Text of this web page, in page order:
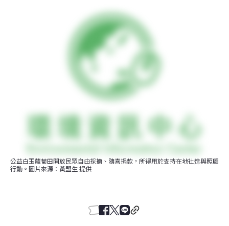
公益白玉蘿蔔田開放民眾自由採摘、隨喜捐款，所得用於支持在地社造與照顧
行動。圖片來源：黃盟生 提供